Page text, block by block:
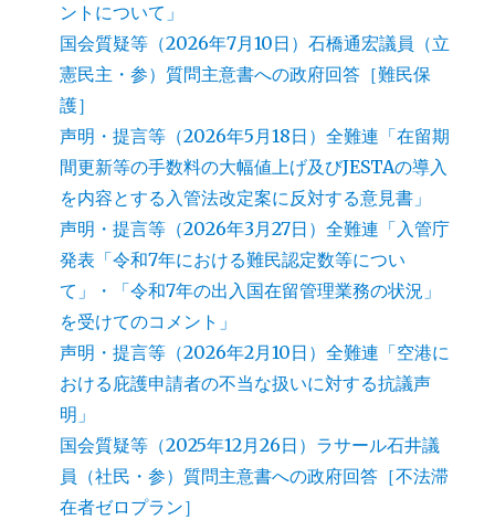
ントについて」
国会質疑等（2026年7月10日）石橋通宏議員（立
憲民主・参）質問主意書への政府回答［難民保
護］
声明・提言等（2026年5月18日）全難連「在留期
間更新等の手数料の大幅値上げ及びJESTAの導入
を内容とする入管法改定案に反対する意見書」
声明・提言等（2026年3月27日）全難連「入管庁
発表「令和7年における難民認定数等につい
て」・「令和7年の出入国在留管理業務の状況」
を受けてのコメント」
声明・提言等（2026年2月10日）全難連「空港に
おける庇護申請者の不当な扱いに対する抗議声
明」
国会質疑等（2025年12月26日）ラサール石井議
員（社民・参）質問主意書への政府回答［不法滞
在者ゼロプラン］